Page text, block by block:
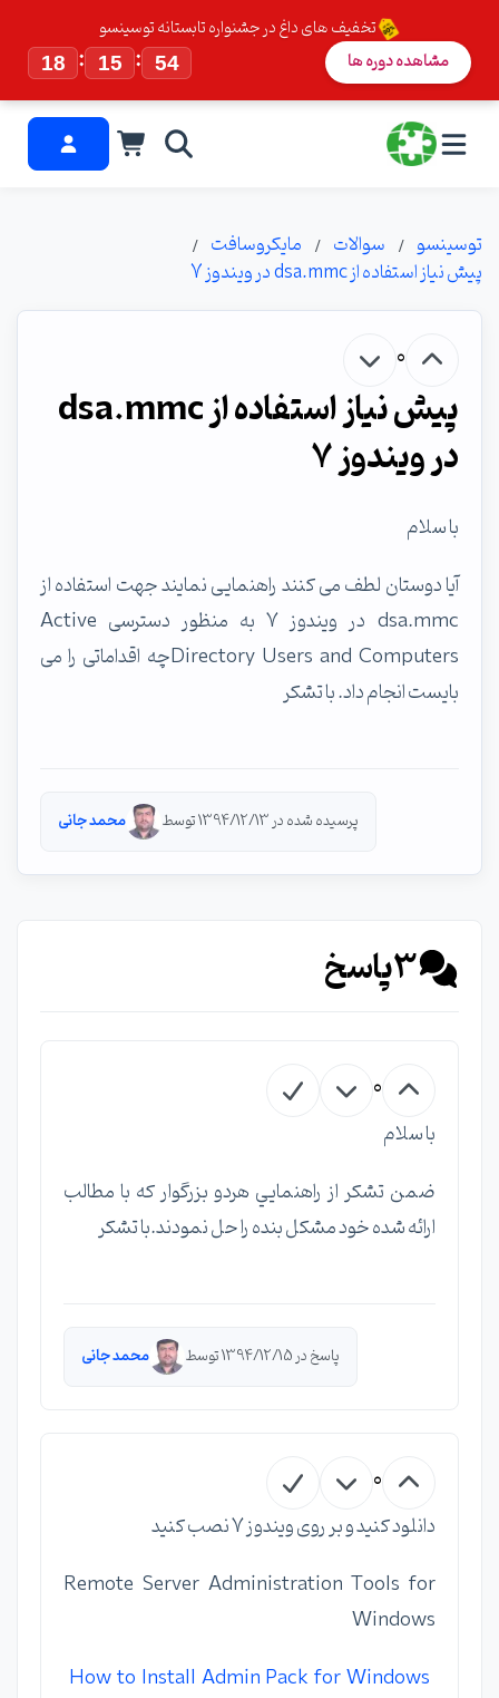
تخفیف های داغ در جشنواره تابستانه توسینسو
18
: 15 : 53 مشاهده دوره ها
توسینسو سوالات
مایکروسافت
پیش نیاز استفاده از dsa.mmc در ویندوز 7
0
پیش نیاز استفاده از dsa.mmc
در ویندوز 7
با سلام
آیا دوستان لطف می کنند راهنمایی نمایند جهت استفاده از
dsa.mmc در ویندوز 7 به منظور دسترسی Active
Directory Users and Computersچه اقداماتی را می
بایست انجام داد. با تشکر
پرسیده شده در 1394/12/13 توسط محمد جانی
3پاسخ
0
با سلام
ضمن تشكر از راهنمايي هردو بزرگوار كه با مطالب
ارائه شده خود مشكل بنده را حل نمودند.با تشكر
پاسخ در 1394/12/15 توسط محمد جانی
0
دانلود کنید و بر روی ویندوز 7 نصب کنید
Remote Server Administration Tools for
Windows
How to Install Admin Pack for Windows